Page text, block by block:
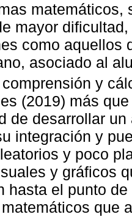
matemáticos,
mayor
como aquellos
asociado al
y
(2019) más
de desarrollar
integración y
y poco
y gráficos
hasta el punto
que